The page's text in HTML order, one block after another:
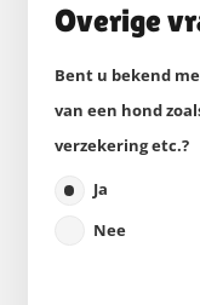
Overige
Bent u bekend
van een hond
verzekering etc.?
Ja
Nee